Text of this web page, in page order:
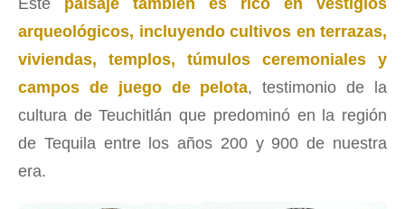
Este paisaje también es rico en vestigios
arqueológicos, incluyendo cultivos en terrazas,
viviendas, templos, túmulos ceremoniales y
campos de juego de pelota, testimonio de la
cultura de Teuchitlán que predominó en la región
de Tequila entre los años 200 y 900 de nuestra
era.